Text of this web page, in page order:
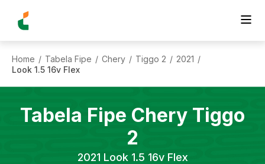
Home / Tabela Fipe / Chery / Tiggo 2 / 2021 /
Look 1.5 16v Flex
Tabela Fipe Chery Tiggo
2
2021 Look 1.5 16v Flex